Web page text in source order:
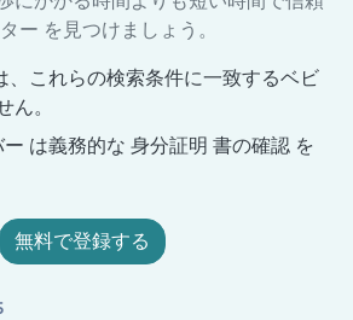
ー を見つけましょう。
、これらの検索条件に一致するベビ
ん。
は義務的な 身分証明 書の確認 を
無料で登録する